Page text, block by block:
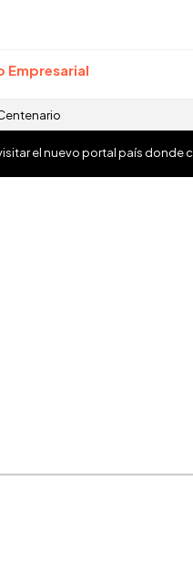
Empresarial
visitar el nuevo portal país donde